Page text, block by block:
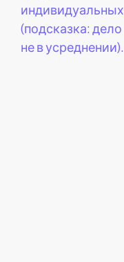
индивидуальных
(подсказка: дело
не в усреднении).